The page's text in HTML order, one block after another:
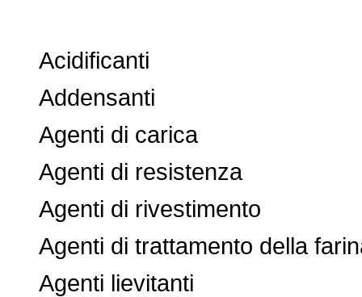
Acidificanti
Addensanti
Agenti di carica
Agenti di resistenza
Agenti di rivestimento
Agenti di trattamento della
Agenti lievitanti